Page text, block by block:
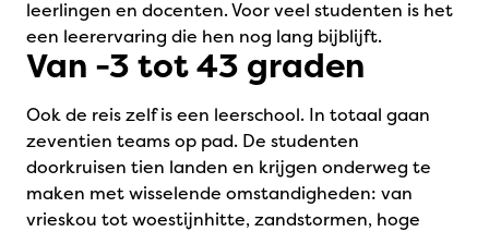
leerlingen en docenten. Voor veel studenten is het
een leerervaring die hen nog lang bijblijft.
Van -3 tot 43 graden
Ook de reis zelf is een leerschool. In totaal gaan
zeventien teams op pad. De studenten
doorkruisen tien landen en krijgen onderweg te
maken met wisselende omstandigheden: van
vrieskou tot woestijnhitte, zandstormen, hoge